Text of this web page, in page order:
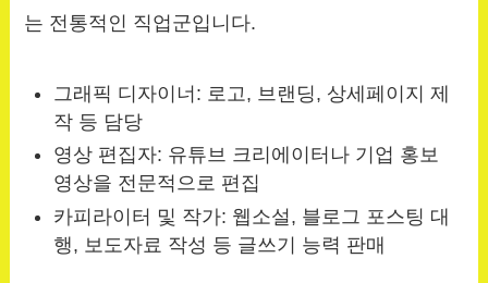
는 전통적인 직업군입니다.
그래픽 디자이너: 로고, 브랜딩, 상세페이지 제
작 등 담당
영상 편집자: 유튜브 크리에이터나 기업 홍보
영상을 전문적으로 편집
카피라이터 및 작가: 웹소설, 블로그 포스팅 대
행, 보도자료 작성 등 글쓰기 능력 판매